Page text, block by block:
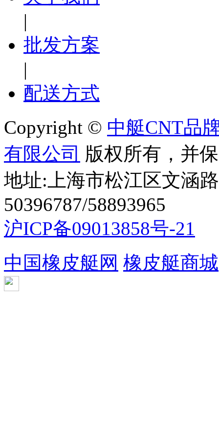
|
批发方案
|
配送方式
Copyright © 中艇CNT品
有限公司 版权所有，并
地址:上海市松江区文涵
50396787/58893965
沪ICP备09013858号-21
中国橡皮艇网 橡皮艇商城